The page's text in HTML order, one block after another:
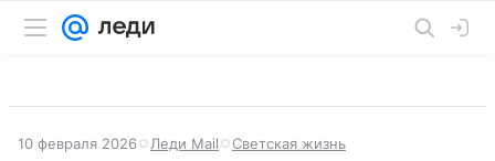
10 февраля 2026 Леди Mail Светская жизнь